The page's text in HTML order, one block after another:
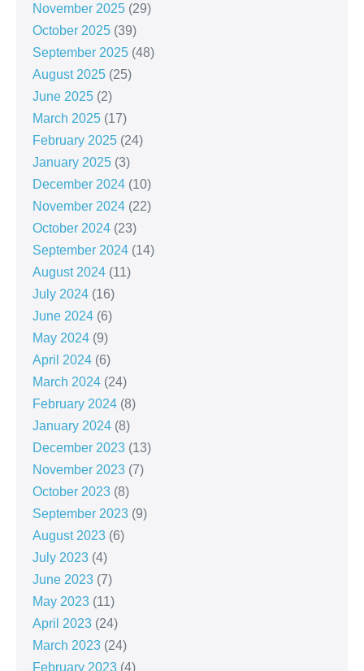
November 2025 (29)
October 2025 (39)
September 2025 (48)
August 2025 (25)
June 2025 (2)
March 2025 (17)
February 2025 (24)
January 2025 (3)
December 2024 (10)
November 2024 (22)
October 2024 (23)
September 2024 (14)
August 2024 (11)
July 2024 (16)
June 2024 (6)
May 2024 (9)
April 2024 (6)
March 2024 (24)
February 2024 (8)
January 2024 (8)
December 2023 (13)
November 2023 (7)
October 2023 (8)
September 2023 (9)
August 2023 (6)
July 2023 (4)
June 2023 (7)
May 2023 (11)
April 2023 (24)
March 2023 (24)
February 2023 (4)